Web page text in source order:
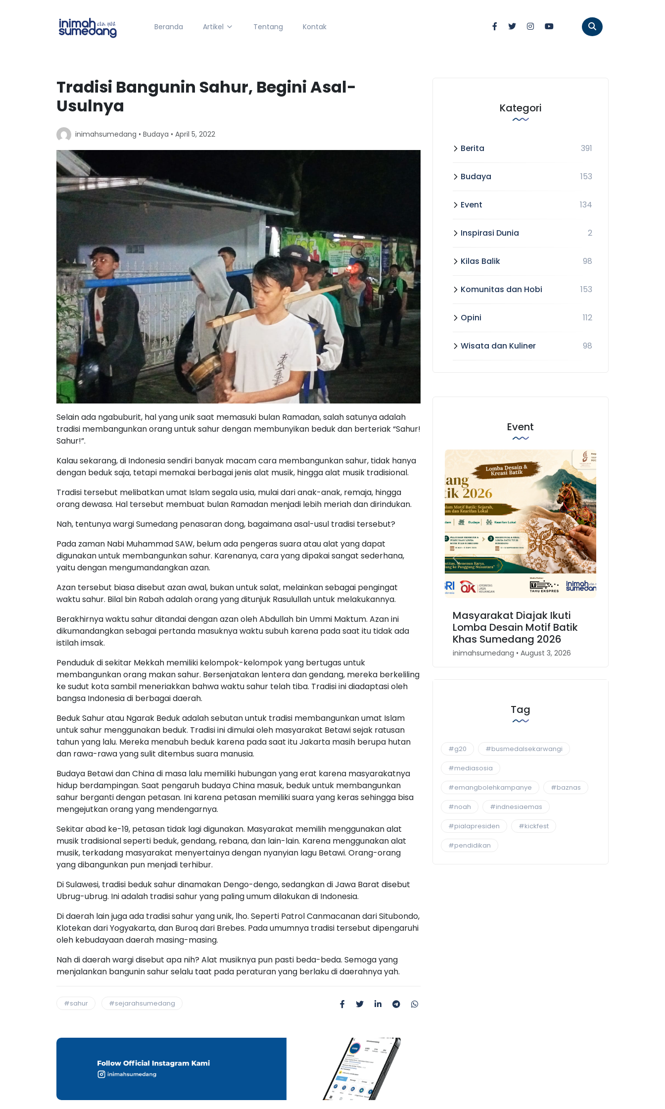
Beranda Artikel Tentang Kontak
Tradisi Bangunin Sahur, Begini Asal-
Usulnya
inimahsumedang • Budaya • April 5, 2022
Selain ada ngabuburit, hal yang unik saat memasuki bulan Ramadan, salah satunya adalah
tradisi membangunkan orang untuk sahur dengan membunyikan beduk dan berteriak “Sahur!
Sahur!”.
Kalau sekarang, di Indonesia sendiri banyak macam cara membangunkan sahur, tidak hanya
dengan beduk saja, tetapi memakai berbagai jenis alat musik, hingga alat musik tradisional.
Tradisi tersebut melibatkan umat Islam segala usia, mulai dari anak-anak, remaja, hingga
orang dewasa. Hal tersebut membuat bulan Ramadan menjadi lebih meriah dan dirindukan.
Nah, tentunya wargi Sumedang penasaran dong, bagaimana asal-usul tradisi tersebut?
Pada zaman Nabi Muhammad SAW, belum ada pengeras suara atau alat yang dapat
digunakan untuk membangunkan sahur. Karenanya, cara yang dipakai sangat sederhana,
yaitu dengan mengumandangkan azan.
Azan tersebut biasa disebut azan awal, bukan untuk salat, melainkan sebagai pengingat
waktu sahur. Bilal bin Rabah adalah orang yang ditunjuk Rasulullah untuk melakukannya.
Berakhirnya waktu sahur ditandai dengan azan oleh Abdullah bin Ummi Maktum. Azan ini
dikumandangkan sebagai pertanda masuknya waktu subuh karena pada saat itu tidak ada
istilah imsak.
Penduduk di sekitar Mekkah memiliki kelompok-kelompok yang bertugas untuk
membangunkan orang makan sahur. Bersenjatakan lentera dan gendang, mereka berkeliling
ke sudut kota sambil meneriakkan bahwa waktu sahur telah tiba. Tradisi ini diadaptasi oleh
bangsa Indonesia di berbagai daerah.
Beduk Sahur atau Ngarak Beduk adalah sebutan untuk tradisi membangunkan umat Islam
untuk sahur menggunakan beduk. Tradisi ini dimulai oleh masyarakat Betawi sejak ratusan
tahun yang lalu. Mereka menabuh beduk karena pada saat itu Jakarta masih berupa hutan
dan rawa-rawa yang sulit ditembus suara manusia.
Budaya Betawi dan China di masa lalu memiliki hubungan yang erat karena masyarakatnya
hidup berdampingan. Saat pengaruh budaya China masuk, beduk untuk membangunkan
sahur berganti dengan petasan. Ini karena petasan memiliki suara yang keras sehingga bisa
mengejutkan orang yang mendengarnya.
Sekitar abad ke-19, petasan tidak lagi digunakan. Masyarakat memilih menggunakan alat
musik tradisional seperti beduk, gendang, rebana, dan lain-lain. Karena menggunakan alat
musik, terkadang masyarakat menyertainya dengan nyanyian lagu Betawi. Orang-orang
yang dibangunkan pun menjadi terhibur.
Di Sulawesi, tradisi beduk sahur dinamakan Dengo-dengo, sedangkan di Jawa Barat disebut
Ubrug-ubrug. Ini adalah tradisi sahur yang paling umum dilakukan di Indonesia.
Di daerah lain juga ada tradisi sahur yang unik, lho. Seperti Patrol Canmacanan dari Situbondo,
Klotekan dari Yogyakarta, dan Buroq dari Brebes. Pada umumnya tradisi tersebut dipengaruhi
oleh kebudayaan daerah masing-masing.
Nah di daerah wargi disebut apa nih? Alat musiknya pun pasti beda-beda. Semoga yang
menjalankan bangunin sahur selalu taat pada peraturan yang berlaku di daerahnya yah.
#sahur #sejarahsumedang
Kategori
Berita 391
Budaya 153
Event 134
Inspirasi Dunia 2
Kilas Balik 98
Komunitas dan Hobi 153
Opini 112
Wisata dan Kuliner 98
Event
Masyarakat Diajak Ikuti
Lomba Desain Motif Batik
Khas Sumedang 2026
inimahsumedang • August 3, 2026
Previous Next
Tag
#g20 #busmedalsekarwangi
#mediasosia
#emangbolehkampanye #baznas
#noah #indnesiaemas
#pialapresiden #kickfest
#pendidikan